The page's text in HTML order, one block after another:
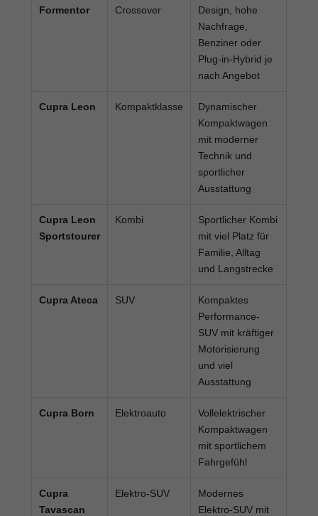
Formentor
Crossover
Design, hohe
Nachfrage,
Benziner oder
Plug-in-Hybrid je
nach Angebot
Cupra Leon Kompaktklasse
Dynamischer
Kompaktwagen
mit moderner
Technik und
sportlicher
Ausstattung
Cupra Leon
Sportstourer
Kombi
Sportlicher Kombi
mit viel Platz für
Familie, Alltag
und Langstrecke
Cupra Ateca SUV
Kompaktes
Performance-
SUV mit kräftiger
Motorisierung
und viel
Ausstattung
Cupra Born Elektroauto
Vollelektrischer
Kompaktwagen
mit sportlichem
Fahrgefühl
Cupra
Tavascan
Elektro-SUV
Modernes
Elektro-SUV mit